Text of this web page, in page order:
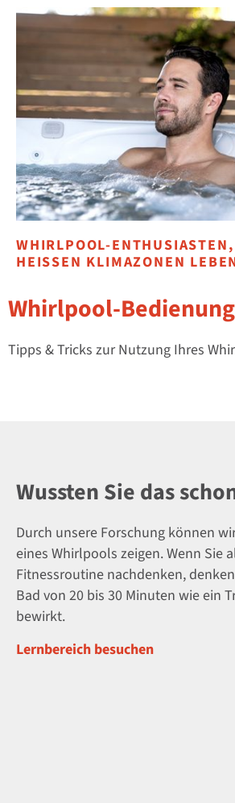
WHIRLPOOL-
HEISSEN KLIMAZONEN LEBEN
Whirlpool-
Tipps & Tricks zur Nutzung Ihres
Wussten Sie das
Durch unsere Forschung können
eines Whirlpools zeigen. Wenn Sie
Fitnessroutine nachdenken,
Bad von 20 bis 30 Minuten wie ein
bewirkt.
Lernbereich besuchen